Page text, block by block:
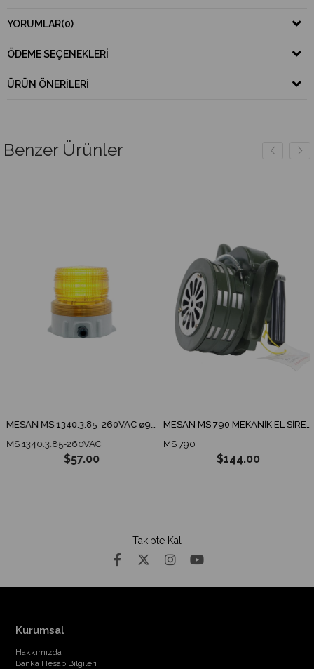
YORUMLAR(0)
ÖDEME SEÇENEKLERI
ÜRÜN ÖNERILERI
Benzer Ürünler
MESAN MS 1340.3.85-260VAC ø90 ENDÜSTRİYEL İKAZ LAMBA TABAN MONTAJ
MS 1340.3.85-260VAC
$57.00
MESAN MS 790 MEKANİK EL SİRENİ
MS 790
$144.00
Takipte Kal
Kurumsal
Hakkımızda
Banka Hesap Bilgileri